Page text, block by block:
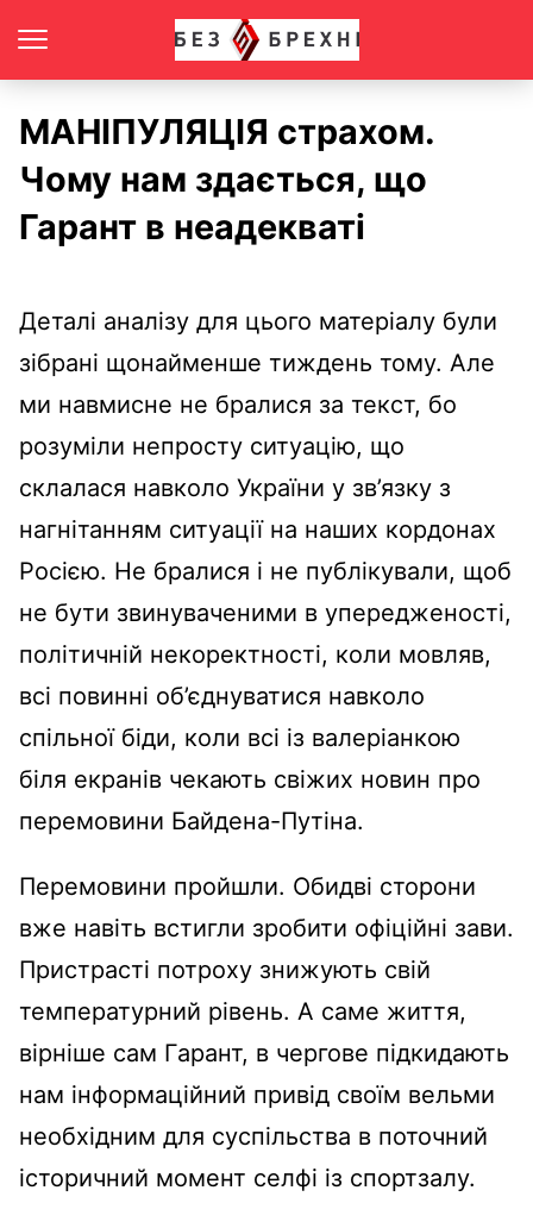
МАНІПУЛЯЦІЯ страхом.
Чому нам здається, що
Гарант в неадекваті
Деталі аналізу для цього матеріалу були
зібрані щонайменше тиждень тому. Але
ми навмисне не бралися за текст, бо
розуміли непросту ситуацію, що
склалася навколо України у зв’язку з
нагнітанням ситуації на наших кордонах
Росією. Не бралися і не публікували, щоб
не бути звинуваченими в упередженості,
політичній некоректності, коли мовляв,
всі повинні об’єднуватися навколо
спільної біди, коли всі із валеріанкою
біля екранів чекають свіжих новин про
перемовини Байдена-Путіна.
Перемовини пройшли. Обидві сторони
вже навіть встигли зробити офіційні зави.
Пристрасті потроху знижують свій
температурний рівень. А саме життя,
вірніше сам Гарант, в чергове підкидають
нам інформаційний привід своїм вельми
необхідним для суспільства в поточний
історичний момент селфі із спортзалу.